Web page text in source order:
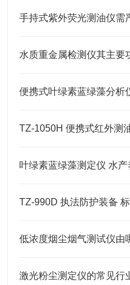
手持式紫外荧光测油仪需
水质重金属检测仪其主要
便携式叶绿素蓝绿藻分析
叶绿素蓝绿藻测定仪 水
TZ-990D 执法防护装备
激光粉尘测定仪的常见行